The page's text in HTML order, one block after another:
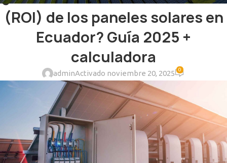
(ROI) de los paneles solares en
Ecuador? Guía 2025 +
calculadora
adminActivado noviembre 20, 2025 0